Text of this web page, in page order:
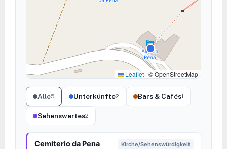
Leaflet | © OpenStreetMap
Alle5 Unterkünfte2 Bars & Cafés1
Sehenswertes2
Cemiterio da Pena Kirche/Sehenswürdigkeit